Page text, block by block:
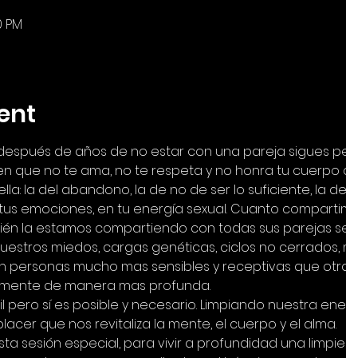
PM
de años de no estar con una pareja sigues
que no te ama, no te respeta y no honra tu
la del abandono, la de no de ser lo suficiente, la
emociones, en tu energía sexual. Cuanto
la estamos compartiendo con todas sus parejas
miedos, cargas genéticas, ciclos no cerrados,
personas mucho mas sensibles y receptivas que
de manera mas profunda.
sí es posible y necesario. Limpiando nuestra
que nos revitaliza la mente, el cuerpo y el alma.
sesión especial, para vivir a profundidad una